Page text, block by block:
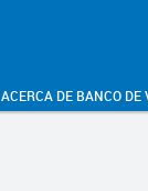
ACERCA DE BANCO